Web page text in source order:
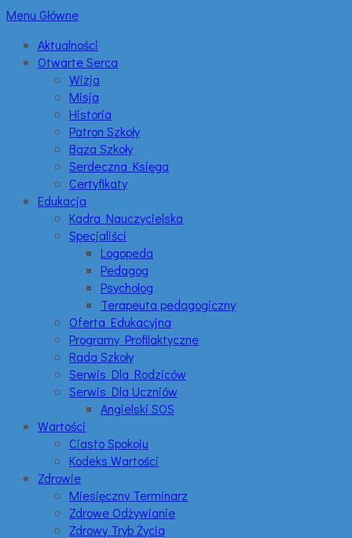
Menu Główne
Aktualności
Otwarte Serca
Wizja
Misja
Historia
Patron Szkoły
Baza Szkoły
Serdeczna Księga
Certyfikaty
Edukacja
Kadra Nauczycielska
Specjaliści
Logopeda
Pedagog
Psycholog
Terapeuta pedagogiczny
Oferta Edukacyjna
Programy Profilaktyczne
Rada Szkoły
Serwis Dla Rodziców
Serwis Dla Uczniów
Angielski SOS
Wartości
Ciasto Spokoju
Kodeks Wartości
Zdrowie
Miesięczny Terminarz
Zdrowe Odżywianie
Zdrowy Tryb Życia